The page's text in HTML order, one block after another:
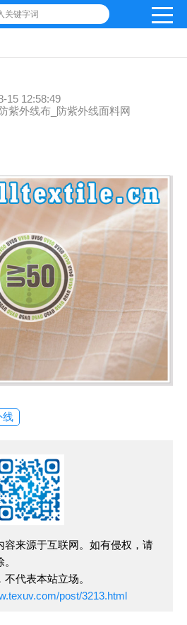
关键字词
15 12:58:49
紫外线布_防紫外线面料网
线
容来源于互联网。如有侵权，请
代表本站立场。
post/3213.html